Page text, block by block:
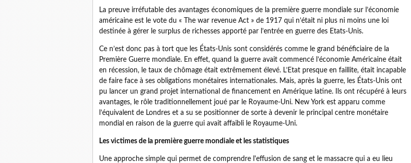
La preuve irréfutable des avantages économiques de la première guerre mondiale sur l’économie
américaine est le vote du « The war revenue Act » de 1917 qui n’était ni plus ni moins une loi
destinée à gérer le surplus de richesses apporté par l’entrée en guerre des Etats-Unis.
Ce n’est donc pas à tort que les États-Unis sont considérés comme le grand bénéficiaire de la
Première Guerre mondiale. En effet, quand la guerre avait commencé l’économie Américaine était
en récession, le taux de chômage était extrêmement élevé. L’Etat presque en faillite, était incapable
de faire face à ses obligations monétaires internationales. Mais, après la guerre, les États-Unis ont
pu lancer un grand projet international de financement en Amérique latine. Ils ont récupéré à leurs
avantages, le rôle traditionnellement joué par le Royaume-Uni. New York est apparu comme
l’équivalent de Londres et a su se positionner de sorte à devenir le principal centre monétaire
mondial en raison de la guerre qui avait affaibli le Royaume-Uni.
Les victimes de la première guerre mondiale et les statistiques
Une approche simple qui permet de comprendre l'effusion de sang et le massacre qui a eu lieu